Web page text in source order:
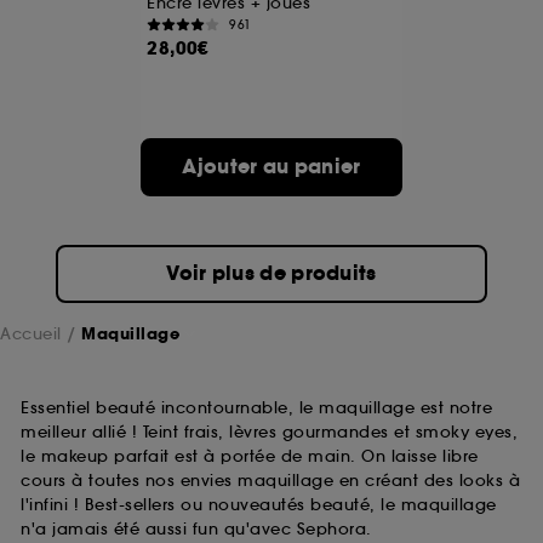
961
28,00€
Ajouter au panier
Voir plus de produits
Accueil Maquillage
Essentiel beauté incontournable, le maquillage est notre
meilleur allié ! Teint frais, lèvres gourmandes et smoky eyes,
le makeup parfait est à portée de main. On laisse libre
cours à toutes nos envies maquillage en créant des looks à
l'infini ! Best-sellers ou nouveautés beauté, le maquillage
n'a jamais été aussi fun qu'avec Sephora.
A l'exception des cookies techniques, le dépôt et la
choix" ci-dessous ou décider de "tout accepter".
Sephora pourra associer les informations de
navigation collectées par ces Cookies, pour les
sur "continuer sans accepter". Voous pouvez à tout
moment choisir de retirer votrte consentement. Si vous
souhaitez obtenir plus d'information sur les cookies